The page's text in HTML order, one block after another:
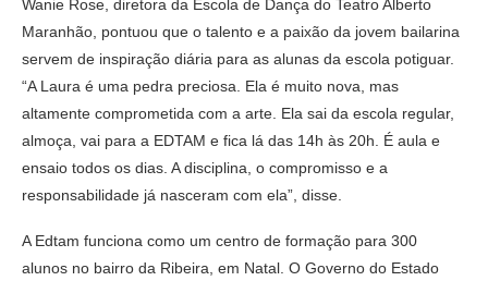
Wanie Rose, diretora da Escola de Dança do Teatro Alberto
Maranhão, pontuou que o talento e a paixão da jovem bailarina
servem de inspiração diária para as alunas da escola potiguar.
“A Laura é uma pedra preciosa. Ela é muito nova, mas
altamente comprometida com a arte. Ela sai da escola regular,
almoça, vai para a EDTAM e fica lá das 14h às 20h. É aula e
ensaio todos os dias. A disciplina, o compromisso e a
responsabilidade já nasceram com ela”, disse.
A Edtam funciona como um centro de formação para 300
alunos no bairro da Ribeira, em Natal. O Governo do Estado